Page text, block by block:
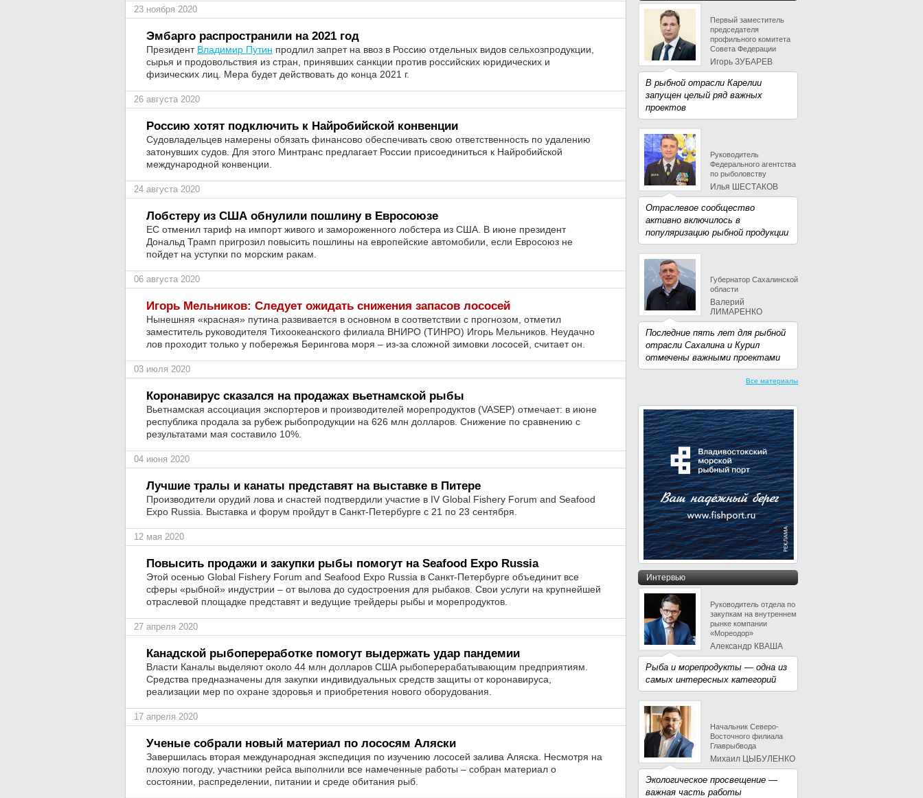
23 ноября 2020
Эмбарго распространили на 2021 год
Президент Владимир Путин продлил запрет на ввоз в Россию отдельных видов сельхозпродукции,
сырья и продовольствия из стран, принявших санкции против российских юридических и
физических лиц. Мера будет действовать до конца 2021 г.
26 августа 2020
Россию хотят подключить к Найробийской конвенции
Судовладельцев намерены обязать финансово обеспечивать свою ответственность по удалению
затонувших судов. Для этого Минтранс предлагает России присоединиться к Найробийской
международной конвенции.
24 августа 2020
Лобстеру из США обнулили пошлину в Евросоюзе
ЕС отменил тариф на импорт живого и замороженного лобстера из США. В июне президент
Дональд Трамп пригрозил повысить пошлины на европейские автомобили, если Евросоюз не
пойдет на уступки по морским ракам.
06 августа 2020
Игорь Мельников: Следует ожидать снижения запасов лососей
Нынешняя «красная» путина развивается в основном в соответствии с прогнозом, отметил
заместитель руководителя Тихоокеанского филиала ВНИРО (ТИНРО) Игорь Мельников. Неудачно
лов проходит только у побережья Берингова моря – из-за сложной зимовки лососей, считает он.
03 июля 2020
Коронавирус сказался на продажах вьетнамской рыбы
Вьетнамская ассоциация экспортеров и производителей морепродуктов (VASEP) отмечает: в июне
республика продала за рубеж рыбопродукции на 626 млн долларов. Снижение по сравнению с
результатами мая составило 10%.
04 июня 2020
Лучшие тралы и канаты представят на выставке в Питере
Производители орудий лова и снастей подтвердили участие в IV Global Fishery Forum and Seafood
Expo Russia. Выставка и форум пройдут в Санкт-Петербурге с 21 по 23 сентября.
12 мая 2020
Повысить продажи и закупки рыбы помогут на Seafood Expo Russia
Этой осенью Global Fishery Forum and Seafood Expo Russia в Санкт-Петербурге объединит все
сферы «рыбной» индустрии – от вылова до судостроения для рыбаков. Свои услуги на крупнейшей
отраслевой площадке представят и ведущие трейдеры рыбы и морепродуктов.
27 апреля 2020
Канадской рыбопереработке помогут выдержать удар пандемии
Власти Каналы выделяют около 44 млн долларов США рыбоперерабатывающим предприятиям.
Средства предназначены для закупки индивидуальных средств защиты от коронавируса,
реализации мер по охране здоровья и приобретения нового оборудования.
17 апреля 2020
Ученые собрали новый материал по лососям Аляски
Завершилась вторая международная экспедиция по изучению лососей залива Аляска. Несмотря на
плохую погоду, участники рейса выполнили все намеченные работы – собран материал о
состоянии, распределении, питании и среде обитания рыб.
Первый заместитель
председателя
профильного комитета
Совета Федерации
Игорь ЗУБАРЕВ
В рыбной отрасли Карелии
запущен целый ряд важных
проектов
Руководитель
Федерального агентства
по рыболовству
Илья ШЕСТАКОВ
Отраслевое сообщество
активно включилось в
популяризацию рыбной продукции
Губернатор Сахалинской
области
Валерий
ЛИМАРЕНКО
Последние пять лет для рыбной
отрасли Сахалина и Курил
отмечены важными проектами
Все материалы
Интервью
Руководитель отдела по
закупкам на внутреннем
рынке компании
«Мореодор»
Александр КВАША
Рыба и морепродукты — одна из
самых интересных категорий
Начальник Северо-
Восточного филиала
Главрыбвода
Михаил ЦЫБУЛЕНКО
Экологическое просвещение —
важная часть работы